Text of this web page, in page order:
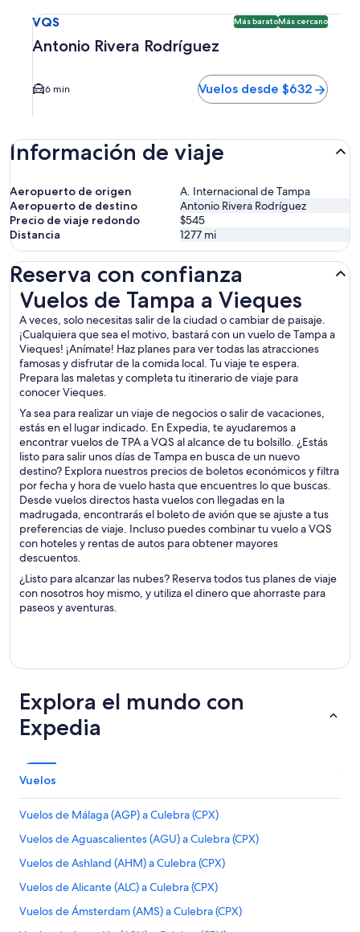
VQS Más baratoMás cercano
Antonio Rivera Rodríguez
6 min Vuelos desde $632
Información de viaje
Aeropuerto de origen
A. Internacional de Tampa
Aeropuerto de destino
Antonio Rivera Rodríguez
Precio de viaje redondo
$545
Distancia
1277 mi
Reserva con confianza
Vuelos de Tampa a Vieques
A veces, solo necesitas salir de la ciudad o cambiar de paisaje.
¡Cualquiera que sea el motivo, bastará con un vuelo de Tampa a
Vieques! ¡Anímate! Haz planes para ver todas las atracciones
famosas y disfrutar de la comida local. Tu viaje te espera.
Prepara las maletas y completa tu itinerario de viaje para
conocer Vieques.
Ya sea para realizar un viaje de negocios o salir de vacaciones,
estás en el lugar indicado. En Expedia, te ayudaremos a
encontrar vuelos de TPA a VQS al alcance de tu bolsillo. ¿Estás
listo para salir unos días de Tampa en busca de un nuevo
destino? Explora nuestros precios de boletos económicos y filtra
por fecha y hora de vuelo hasta que encuentres lo que buscas.
Desde vuelos directos hasta vuelos con llegadas en la
madrugada, encontrarás el boleto de avión que se ajuste a tus
preferencias de viaje. Incluso puedes combinar tu vuelo a VQS
con hoteles y rentas de autos para obtener mayores
descuentos.
¿Listo para alcanzar las nubes? Reserva todos tus planes de viaje
con nosotros hoy mismo, y utiliza el dinero que ahorraste para
paseos y aventuras.
Vuelos de Tampa a Vieques
Explora el mundo con
Expedia
Vuelos
Vuelos de Málaga (AGP) a Culebra (CPX)
Vuelos de Aguascalientes (AGU) a Culebra (CPX)
Vuelos de Ashland (AHM) a Culebra (CPX)
Vuelos de Alicante (ALC) a Culebra (CPX)
Vuelos de Ámsterdam (AMS) a Culebra (CPX)